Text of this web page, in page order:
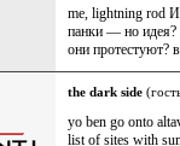
me, lightning rod
панки — но идея?
они протестуют?
the dark side
yo ben go onto
list of sites with